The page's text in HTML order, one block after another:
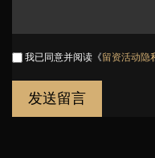
我已同意并阅读《留资活动隐